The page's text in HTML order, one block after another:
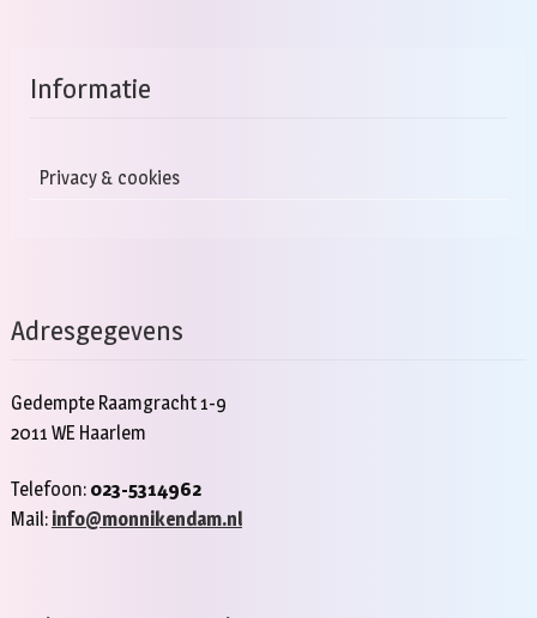
Informatie
Privacy & cookies
Adresgegevens
Gedempte Raamgracht 1-9
2011 WE Haarlem
Telefoon: 023-5314962
Mail: info@monnikendam.nl